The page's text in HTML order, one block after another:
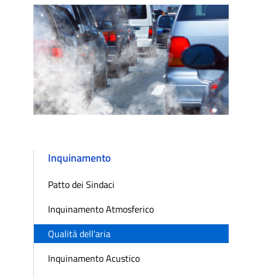
Inquinamento
Patto dei Sindaci
Inquinamento Atmosferico
Qualità dell'aria
Inquinamento Acustico